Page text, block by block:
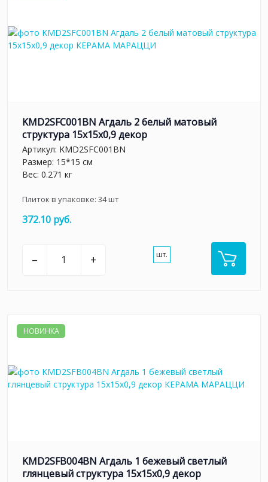
KMD2SFC001BN Агдаль 2 белый матовый
структура 15x15x0,9 декор
Артикул: KMD2SFC001BN
Размер: 15*15 см
Вес: 0.271 кг
Плиток в упаковке: 34шт
372.10 руб.
– + шт.
НОВИНКА
KMD2SFB004BN Агдаль 1 бежевый светлый
глянцевый структура 15x15x0,9 декор